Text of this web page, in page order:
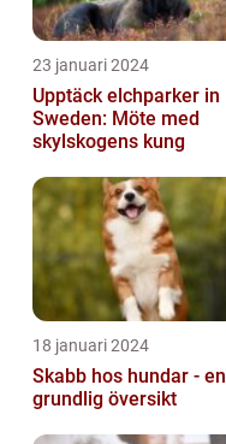
23 januari 2024
Upptäck elchparker in
Sweden: Möte med
skylskogens kung
18 januari 2024
Skabb hos hundar - en
grundlig översikt